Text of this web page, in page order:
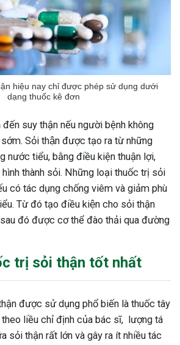
hiệu nay chỉ được phép sử dụng dưới
dạng thuốc kê đơn
suy thận nếu người bệnh không
Sỏi thận được tạo ra từ những
nước tiểu, bằng điều kiện thuận lợi,
thành sỏi. Những loại thuốc trị sỏi
có tác dụng chống viêm và giảm phù
Từ đó tạo điều kiện cho sỏi thận
đó được cơ thể đào thải qua đường
trị sỏi thận tốt nhất
được sử dụng phổ biến là thuốc tây
liều chỉ định của bác sĩ, lượng tá
sỏi thận rất lớn và gây ra ít nhiều tác